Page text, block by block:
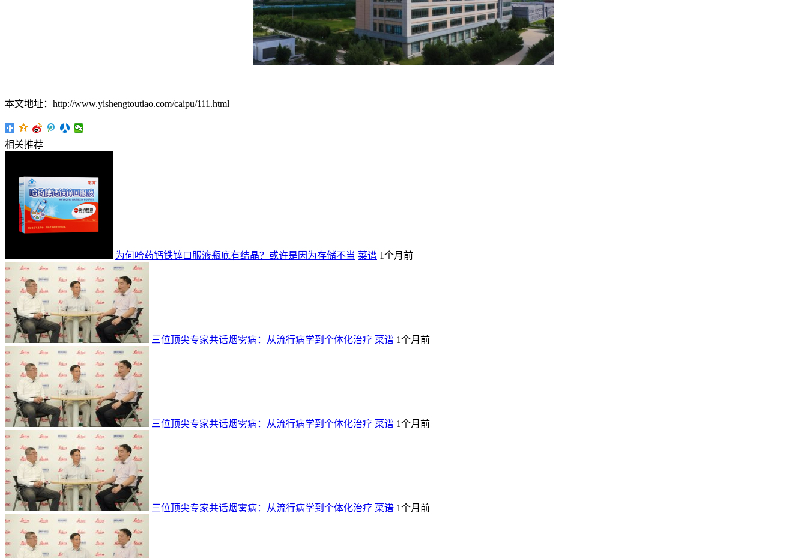
本文地址：http://www.yishengtoutiao.com/caipu/111.html
相关推荐
为何哈药钙铁锌口服液瓶底有结晶？或许是因为存储不当 菜谱 1个月前
三位顶尖专家共话烟雾病：从流行病学到个体化治疗 菜谱 1个月前
三位顶尖专家共话烟雾病：从流行病学到个体化治疗 菜谱 1个月前
三位顶尖专家共话烟雾病：从流行病学到个体化治疗 菜谱 1个月前